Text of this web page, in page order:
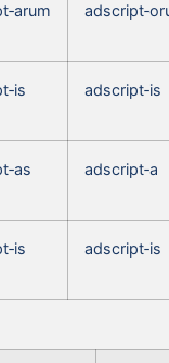
adscript‑is
adscript‑a
adscript‑is